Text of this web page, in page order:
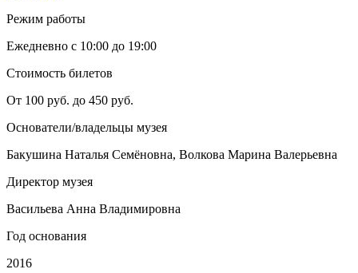
Режим работы
Ежедневно с 10:00 до 19:00
Стоимость билетов
От 100 руб. до 450 руб.
Основатели/владельцы музея
Бакушина Наталья Семёновна, Волкова Марина Валерьевна
Директор музея
Васильева Анна Владимировна
Год основания
2016